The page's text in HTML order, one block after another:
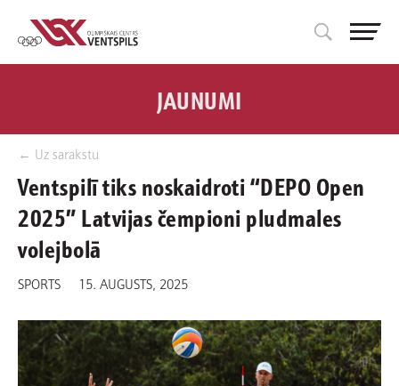
← Uz sarakstu
JAUNUMI
Ventspilī tiks noskaidroti “DEPO Open
2025” Latvijas čempioni pludmales
volejbolā
SPORTS 15. AUGUSTS, 2025